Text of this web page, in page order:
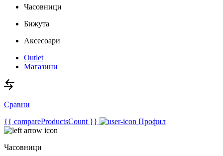
Часовници
Бижута
Аксесоари
Outlet
Магазини
Сравни
{{ compareProductsCount }}
Профил
Часовници